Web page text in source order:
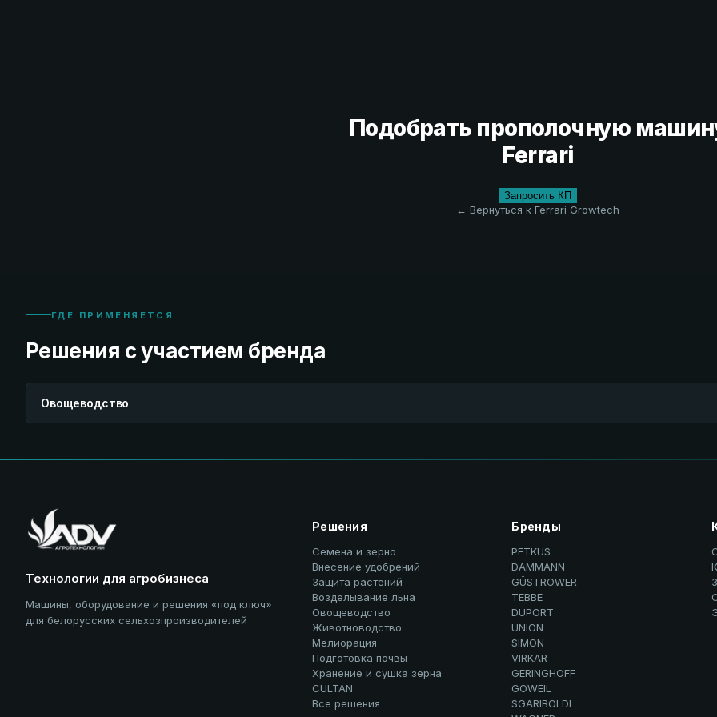
Подобрать прополочную
Ferrari
Запросить КП
← Вернуться к Ferrari Growtech
ГДЕ ПРИМЕНЯЕТСЯ
Решения с участием бренда
Овощеводство
Технологии для агробизнеса
Машины, оборудование и решения «под ключ»
для белорусских сельхозпроизводителей
Решения
Семена и зерно
Внесение удобрений
Защита растений
Возделывание льна
Овощеводство
Животноводство
Мелиорация
Подготовка почвы
Хранение и сушка зерна
CULTAN
Все решения
Бренды
PETKUS
DAMMANN
GÜSTROWER
TEBBE
DUPORT
UNION
SIMON
VIRKAR
GERINGHOFF
GÖWEIL
SGARIBOLDI